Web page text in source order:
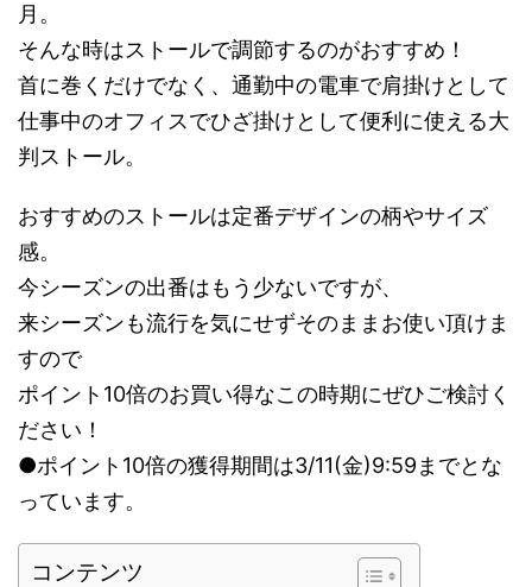
月。
そんな時はストールで調節するのがおすすめ！
首に巻くだけでなく、通勤中の電車で肩掛けとして
仕事中のオフィスでひざ掛けとして便利に使える大
判ストール。
おすすめのストールは定番デザインの柄やサイズ
感。
今シーズンの出番はもう少ないですが、
来シーズンも流行を気にせずそのままお使い頂けま
すので
ポイント10倍のお買い得なこの時期にぜひご検討く
ださい！
●ポイント10倍の獲得期間は3/11(金)9:59までとな
っています。
コンテンツ